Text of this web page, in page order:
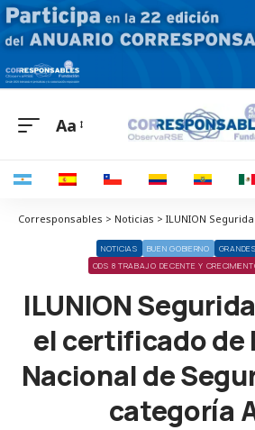
Aa
NOTICIAS BUEN GOBIERNO
ODS 8 TRABAJO DECENTE Y
ILUNION
el certificado de
Nacional de
categoría